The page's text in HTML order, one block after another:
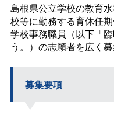
島根県公立学校の教育
校等に勤務する育休任
学校事務職員（以下「
う。）の志願者を広く募
募集要項